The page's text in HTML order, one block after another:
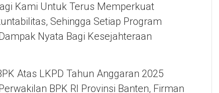
Kami Untuk Terus Memperkuat
Sehingga Setiap Program
Nyata Bagi Kesejahteraan
Atas LKPD Tahun Anggaran 2025
BPK RI Provinsi Banten, Firman